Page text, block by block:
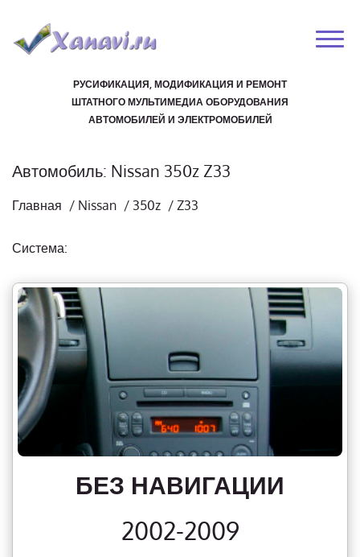
РУСИФИКАЦИЯ, МОДИФИКАЦИЯ И РЕМОНТ
ШТАТНОГО МУЛЬТИМЕДИА ОБОРУДОВАНИЯ
АВТОМОБИЛЕЙ И ЭЛЕКТРОМОБИЛЕЙ
Автомобиль: Nissan 350z Z33
Главная / Nissan / 350z / Z33
Система:
БЕЗ НАВИГАЦИИ
2002-2009